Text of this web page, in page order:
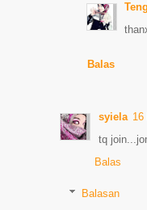
Balas
syiela 16
tq
Balas
Balasan